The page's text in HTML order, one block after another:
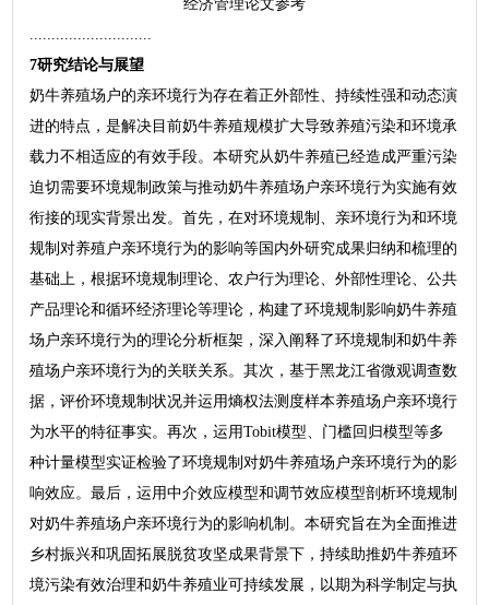
经济管理论文参考
............................
7研究结论与展望
奶牛养殖场户的亲环境行为存在着正外部性、持续性强和动态演
进的特点，是解决目前奶牛养殖规模扩大导致养殖污染和环境承
载力不相适应的有效手段。本研究从奶牛养殖已经造成严重污染
迫切需要环境规制政策与推动奶牛养殖场户亲环境行为实施有效
衔接的现实背景出发。首先，在对环境规制、亲环境行为和环境
规制对养殖户亲环境行为的影响等国内外研究成果归纳和梳理的
基础上，根据环境规制理论、农户行为理论、外部性理论、公共
产品理论和循环经济理论等理论，构建了环境规制影响奶牛养殖
场户亲环境行为的理论分析框架，深入阐释了环境规制和奶牛养
殖场户亲环境行为的关联关系。其次，基于黑龙江省微观调查数
据，评价环境规制状况并运用熵权法测度样本养殖场户亲环境行
为水平的特征事实。再次，运用Tobit模型、门槛回归模型等多
种计量模型实证检验了环境规制对奶牛养殖场户亲环境行为的影
响效应。最后，运用中介效应模型和调节效应模型剖析环境规制
对奶牛养殖场户亲环境行为的影响机制。本研究旨在为全面推进
乡村振兴和巩固拓展脱贫攻坚成果背景下，持续助推奶牛养殖环
境污染有效治理和奶牛养殖业可持续发展，以期为科学制定与执